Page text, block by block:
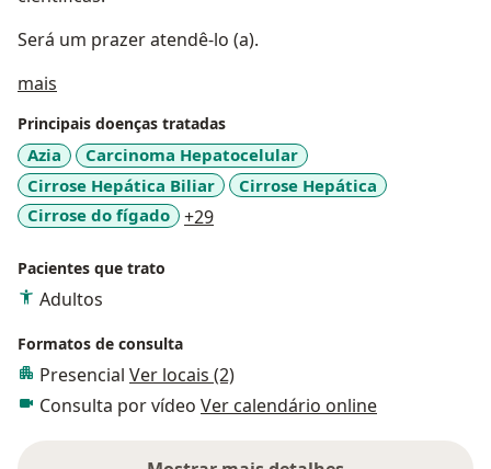
Será um prazer atendê-lo (a).
mais
Principais doenças tratadas
Azia
Carcinoma Hepatocelular
Cirrose Hepática Biliar
Cirrose Hepática
Cirrose do fígado
+29a11y_sr_more_diseases
Pacientes que trato
Adultos
Formatos de consulta
Presencial Ver locais (2)
Consulta por vídeo Ver calendário online